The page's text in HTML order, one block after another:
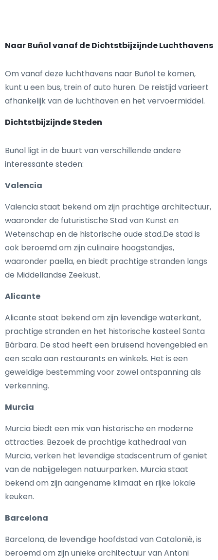
Naar Buñol vanaf de Dichtstbijzijnde Luchthavens
Om vanaf deze luchthavens naar Buñol te komen,
kunt u een bus, trein of auto huren. De reistijd varieert
afhankelijk van de luchthaven en het vervoermiddel.
Dichtstbijzijnde Steden
Buñol ligt in de buurt van verschillende andere
interessante steden:
Valencia
Valencia staat bekend om zijn prachtige architectuur,
waaronder de futuristische Stad van Kunst en
Wetenschap en de historische oude stad.De stad is
ook beroemd om zijn culinaire hoogstandjes,
waaronder paella, en biedt prachtige stranden langs
de Middellandse Zeekust.
Alicante
Alicante staat bekend om zijn levendige waterkant,
prachtige stranden en het historische kasteel Santa
Bárbara. De stad heeft een bruisend havengebied en
een scala aan restaurants en winkels. Het is een
geweldige bestemming voor zowel ontspanning als
verkenning.
Murcia
Murcia biedt een mix van historische en moderne
attracties. Bezoek de prachtige kathedraal van
Murcia, verken het levendige stadscentrum of geniet
van de nabijgelegen natuurparken. Murcia staat
bekend om zijn aangename klimaat en rijke lokale
keuken.
Barcelona
Barcelona, de levendige hoofdstad van Catalonië, is
beroemd om zijn unieke architectuur van Antoni